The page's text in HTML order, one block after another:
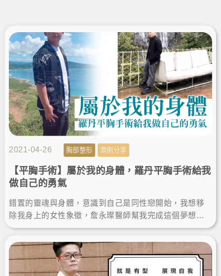
2021-04-26 胸部整形 案例分享
【平胸手術】屬於我的身體，羅丹平胸手術給我
做自己的勇氣
錯置的靈魂與身體，意識到自己是同性戀開始，我想移
除我身上的女性象徵，詹永璨醫師幫我完成這個夢想，
縮胸手術聽起來很可怕是個大工程，但團隊的合作無間
與醫師的專業讓我很放心，平胸以後對自己的生活和感
受都有很大改變，更坦蕩不用遮掩了，想到以前每天束
胸的日子覺得好慶幸、好自由。